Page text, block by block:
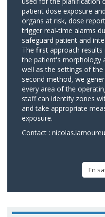
patient dose exposure
organs at risk, dose
trigger real-time alarms
safeguard patient and
The first approach
the patient's morphology
well as the settings of the
second method, we
every area of the
staff can identify zones
and take appropriate
exposure.
Contact :
En